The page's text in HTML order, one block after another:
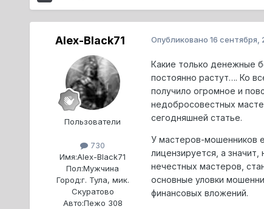
Alex-Black71
Пользователи
730
Имя:Alex-Black71
Пол:Мужчина
Город:г. Тула, мик.
Скуратово
Авто:Пежо 308
Опубликовано 16 сентября,
Какие только денежные
постоянно растут…. Ко
получило огромное и
недобросовестных
сегодняшней статье.
У мастеров-мошенников
лицензируется, а
нечестных мастеров,
основные уловки
финансовых вложений.